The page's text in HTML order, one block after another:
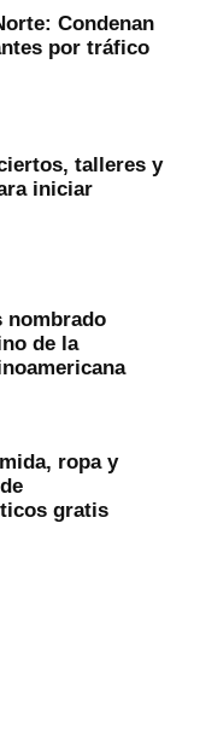
Condenan
por tráfico
talleres y
iniciar
nombrado
de la
ropa y
gratis